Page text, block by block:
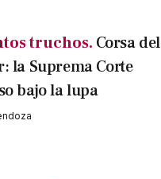
truchos. Corsa del
la Suprema Corte
bajo la lupa